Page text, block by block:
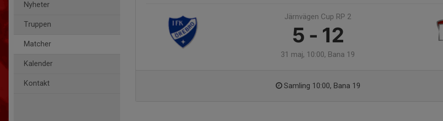
Nyheter
Truppen
Matcher
Kalender
Kontakt
Järnvägen Cup RP 2
5 - 12
31 maj, 10:00, Bana 19
Samling 10:00, Bana 19